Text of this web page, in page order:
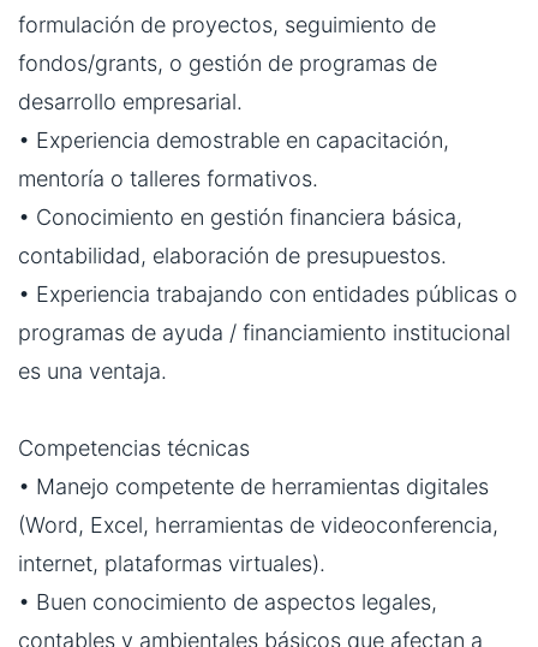
formulación de proyectos, seguimiento de
fondos/grants, o gestión de programas de
desarrollo empresarial.
• Experiencia demostrable en capacitación,
mentoría o talleres formativos.
• Conocimiento en gestión financiera básica,
contabilidad, elaboración de presupuestos.
• Experiencia trabajando con entidades públicas o
programas de ayuda / financiamiento institucional
es una ventaja.
Competencias técnicas
• Manejo competente de herramientas digitales
(Word, Excel, herramientas de videoconferencia,
internet, plataformas virtuales).
• Buen conocimiento de aspectos legales,
contables y ambientales básicos que afectan a